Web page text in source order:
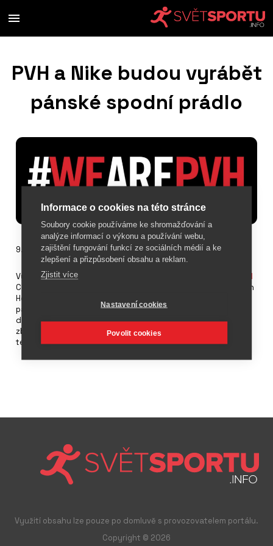
PVH a Nike budou vyrábět
pánské spodní prádlo
9. ledna 2020
Výrobce sportovního zboží
PVH
Corporation, kam patří značky Tommy Hilfiger, Calvin Klein, Van
Heusen,
a další, začali spolupracovat v oblasti
pánského spodního prádla. Budou společně vyvíjet a
distribuovat prádlo značky Nike. PVH Corporation dodává své
zboží do 40 zemí světa, její celkové tržby činily v roce 2018
téměř 9,7 miliardy dolarů.
Copyright © 2026
Využití obsahu lze pouze po domluvě s provozovatelem portálu.
Informace o cookies na této stránce
Soubory cookie používáme ke shromažďování a
analýze informací o výkonu a používání webu,
zajištění fungování funkcí ze sociálních médií a ke
zlepšení a přizpůsobení obsahu a reklam.
Zjistit více
Nastavení cookies
Povolit cookies